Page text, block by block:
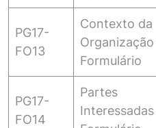
PG17-
FO13
Contexto da
Organização
Formulário
PG17-
FO14
Partes
Interessadas